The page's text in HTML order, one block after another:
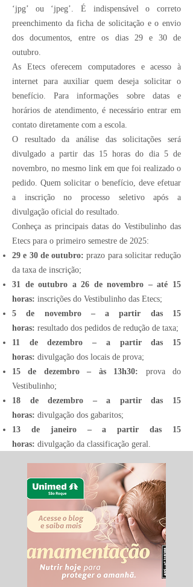
‘jpg’ ou ‘jpeg’. É indispensável o correto
preenchimento da ficha de solicitação e o envio
dos documentos, entre os dias 29 e 30 de
outubro.
As Etecs oferecem computadores e acesso à
internet para auxiliar quem deseja solicitar o
benefício. Para informações sobre datas e
horários de atendimento, é necessário entrar em
contato diretamente com a escola.
O resultado da análise das solicitações será
divulgado a partir das 15 horas do dia 5 de
novembro, no mesmo link em que foi realizado o
pedido. Quem solicitar o benefício, deve efetuar
a inscrição no processo seletivo após a
divulgação oficial do resultado.
Conheça as principais datas do Vestibulinho das
Etecs para o primeiro semestre de 2025:
29 e 30 de outubro: prazo para solicitar redução
da taxa de inscrição;
31 de outubro a 26 de novembro – até 15
horas: inscrições do Vestibulinho das Etecs;
5 de novembro – a partir das 15
horas: resultado dos pedidos de redução de taxa;
11 de dezembro – a partir das 15
horas: divulgação dos locais de prova;
15 de dezembro – às 13h30: prova do
Vestibulinho;
18 de dezembro – a partir das 15
horas: divulgação dos gabaritos;
13 de janeiro – a partir das 15
horas: divulgação da classificação geral.